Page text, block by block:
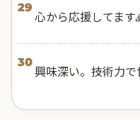
29
心から応援してま
30
興味深い。技術力で